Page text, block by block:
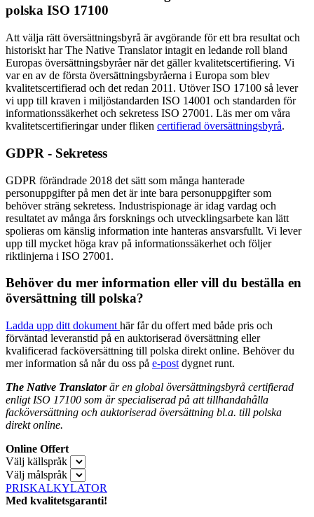
polska ISO 17100
Att välja rätt översättningsbyrå är avgörande för ett bra resultat och
historiskt har The Native Translator intagit en ledande roll bland
Europas översättningsbyråer när det gäller kvalitetscertifiering. Vi
var en av de första översättningsbyråerna i Europa som blev
kvalitetscertifierad och det redan 2011. Utöver ISO 17100 så lever
vi upp till kraven i miljöstandarden ISO 14001 och standarden för
informationssäkerhet och sekretess ISO 27001. Läs mer om våra
kvalitetscertifieringar under fliken certifierad översättningsbyrå.
GDPR - Sekretess
GDPR förändrade 2018 det sätt som många hanterade
personuppgifter på men det är inte bara personuppgifter som
behöver sträng sekretess. Industrispionage är idag vardag och
resultatet av många års forsknings och utvecklingsarbete kan lätt
spolieras om känslig information inte hanteras ansvarsfullt. Vi lever
upp till mycket höga krav på informationssäkerhet och följer
riktlinjerna i ISO 27001.
Behöver du mer information eller vill du beställa en
översättning till polska?
Ladda upp ditt dokument här får du offert med både pris och
förväntad leveranstid på en auktoriserad översättning eller
kvalificerad facköversättning till polska direkt online. Behöver du
mer information så når du oss på e-post dygnet runt.
The Native Translatorär en global översättningsbyrå certifierad
enligt ISO 17100 som är specialiserad på att tillhandahålla
facköversättning och auktoriserad översättning bl.a. till polska
direkt online.
Online Offert
Välj källspråk
Välj målspråk
PRISKALKYLATOR
Med kvalitetsgaranti!